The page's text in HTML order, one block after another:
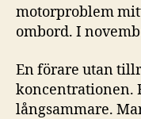
motorproblem
ombord. I
En förare utan
koncentrationen.
långsammare.